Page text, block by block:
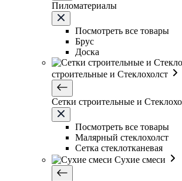
Пиломатериалы
Посмотреть все товары
Брус
Доска
строительные и Стеклохолст
Сетки строительные и
Посмотреть все товары
Малярный стеклохолст
Сетка стеклотканевая
Сухие смеси